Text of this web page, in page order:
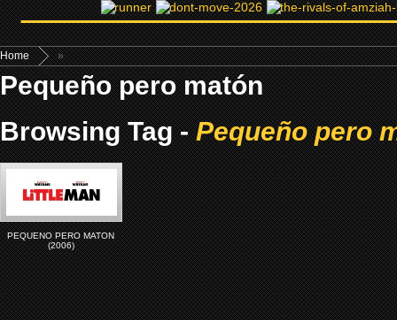
Home »
Pequeño pero matón
Browsing Tag -Pequeño pero
PEQUENO PERO MATON
(2006)